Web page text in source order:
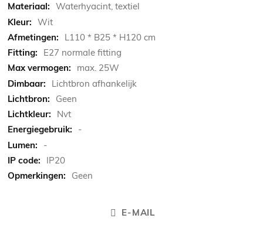
Waterhyacint, textiel
Wit
L110 * B25 * H120 cm
E27 normale fitting
max. 25W
Lichtbron afhankelijk
Geen
Nvt
-
-
IP20
Geen
E-MAIL